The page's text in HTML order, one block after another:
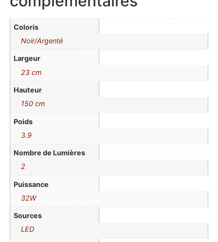
Coloris
Noir/Argenté
Largeur
23 cm
Hauteur
150 cm
Poids
3.9
Nombre de Lumières
2
Puissance
32W
Sources
LED